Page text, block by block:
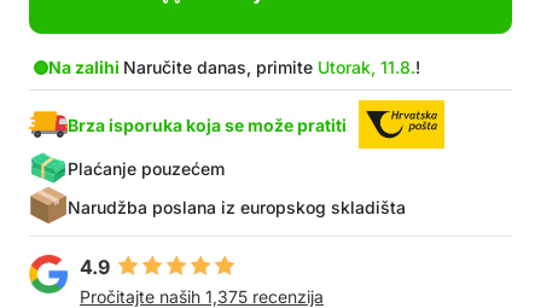
Na zalihi Naručite danas, primite Utorak, 11.8.!
Brza isporuka koja se može pratiti
Plaćanje pouzećem
Narudžba poslana iz europskog skladišta
4.9
Pročitajte naših 1,375 recenzija